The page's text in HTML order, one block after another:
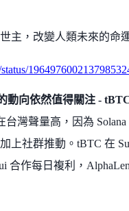
主，改變人類未來的命
動向依然值得關注 -
灣聲量高，因為 Solana
上社群推動。tBTC 在
合作每日複利，